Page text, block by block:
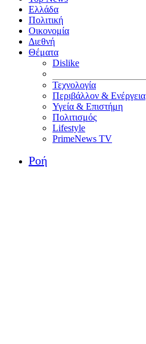
Ελλάδα
Πολιτική
Οικονομία
Διεθνή
Θέματα
Dislike
Τεχνολογία
Περιβάλλον & Ενέργεια
Υγεία & Επιστήμη
Πολιτισμός
Lifestyle
PrimeNews TV
Ροή